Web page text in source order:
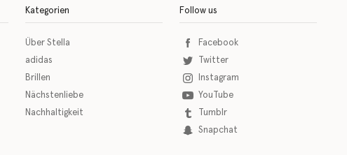
Kategorien
Über Stella
adidas
Brillen
Nächstenliebe
Nachhaltigkeit
Follow us
Facebook
Twitter
Instagram
YouTube
Tumblr
Snapchat